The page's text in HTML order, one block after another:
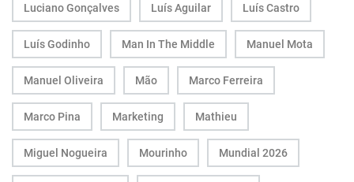
Luciano Gonçalves Luís Aguilar Luís Castro
Luís Godinho Man In The Middle Manuel Mota
Manuel Oliveira Mão Marco Ferreira
Marco Pina Marketing Mathieu
Miguel Nogueira Mourinho Mundial 2026